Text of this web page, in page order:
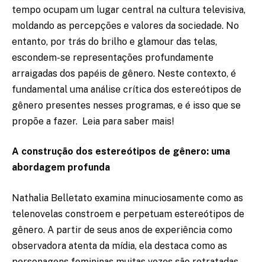
tempo ocupam um lugar central na cultura televisiva,
moldando as percepções e valores da sociedade. No
entanto, por trás do brilho e glamour das telas,
escondem-se representações profundamente
arraigadas dos papéis de gênero. Neste contexto, é
fundamental uma análise crítica dos estereótipos de
gênero presentes nesses programas, e é isso que se
propõe a fazer. Leia para saber mais!
A construção dos estereótipos de gênero: uma
abordagem profunda
Nathalia Belletato examina minuciosamente como as
telenovelas constroem e perpetuam estereótipos de
gênero. A partir de seus anos de experiência como
observadora atenta da mídia, ela destaca como as